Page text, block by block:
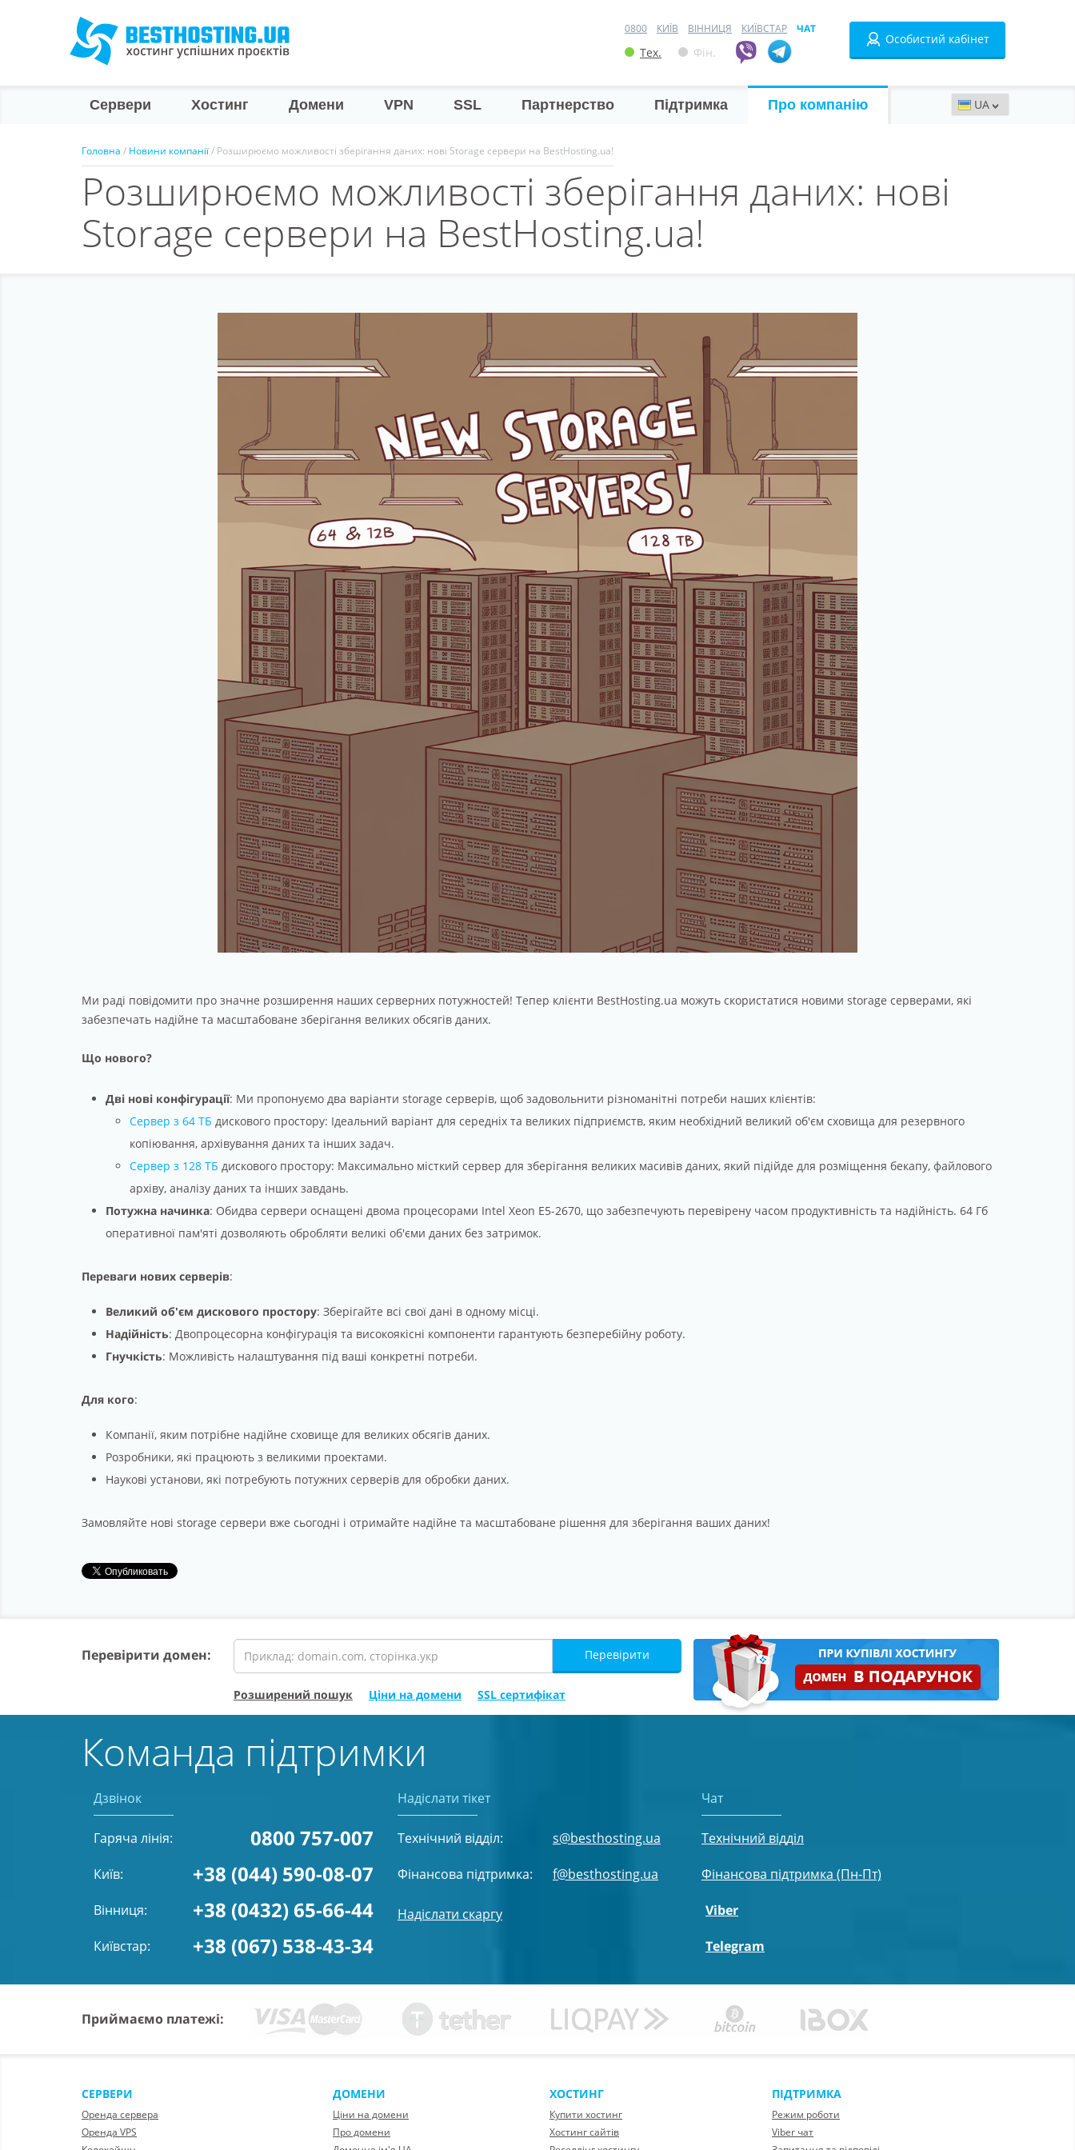
Особистий кабінет
0800 КИЇВ ВІННИЦЯ КИЇВСТАР ЧАТ
Тех. Фін.
Сервери Хостинг Домени VPN SSL Партнерство Підтримка Про компанію
Головна / Новини компанії/ Розширюємо можливості зберігання даних: нові Storage сервери на BestHosting.ua!
Розширюємо можливості зберігання даних: нові
Storage сервери на BestHosting.ua!
Ми раді повідомити про значне розширення наших серверних потужностей! Тепер клієнти BestHosting.ua можуть скористатися новими storage серверами, які
забезпечать надійне та масштабоване зберігання великих обсягів даних.
Що нового?
Дві нові конфігурації: Ми пропонуємо два варіанти storage серверів, щоб задовольнити різноманітні потреби наших клієнтів:
Сервер з 64 ТБ дискового простору: Ідеальний варіант для середніх та великих підприємств, яким необхідний великий об'єм сховища для резервного
копіювання, архівування даних та інших задач.
Сервер з 128 ТБ дискового простору: Максимально місткий сервер для зберігання великих масивів даних, який підійде для розміщення бекапу, файлового
архіву, аналізу даних та інших завдань.
Потужна начинка: Обидва сервери оснащені двома процесорами Intel Xeon E5-2670, що забезпечують перевірену часом продуктивність та надійність. 64 Гб
оперативної пам'яті дозволяють обробляти великі об'єми даних без затримок.
Переваги нових серверів:
Великий об'єм дискового простору: Зберігайте всі свої дані в одному місці.
Надійність: Двопроцесорна конфігурація та високоякісні компоненти гарантують безперебійну роботу.
Гнучкість: Можливість налаштування під ваші конкретні потреби.
Для кого:
Компанії, яким потрібне надійне сховище для великих обсягів даних.
Розробники, які працюють з великими проектами.
Наукові установи, які потребують потужних серверів для обробки даних.
Замовляйте нові storage сервери вже сьогодні і отримайте надійне та масштабоване рішення для зберігання ваших даних!
Перевірити домен: Перевірити
Розширений пошук Ціни на домени SSL сертифікат
Команда підтримки
Дзвінок
Гаряча лінія: 0800 757-007
Київ: +38 (044) 590-08-07
Вінниця: +38 (0432) 65-66-44
Київстар: +38 (067) 538-43-34
Надіслати тікет
Технічний відділ: s@besthosting.ua
Фінансова підтримка: f@besthosting.ua
Надіслати скаргу
Чат
Технічний відділ
Фінансова підтримка (Пн-Пт)
Viber
Telegram
Приймаємо платежі:
СЕРВЕРИ
Оренда сервера
Оренда VPS
ДОМЕНИ
Ціни на домени
Про домени
ХОСТИНГ
Купити хостинг
Хостинг сайтів
ПІДТРИМКА
Режим роботи
Viber чат